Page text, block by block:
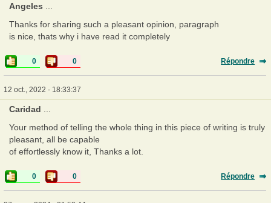
Angeles
Thanks for sharing such a pleasant opinion, paragraph
is nice, thats why i have read it completely
0 0 Répondre
12 oct., 2022 - 18:33:37
Caridad
Your method of telling the whole thing in this piece of writing is truly
pleasant, all be capable
of effortlessly know it, Thanks a lot.
0 0 Répondre